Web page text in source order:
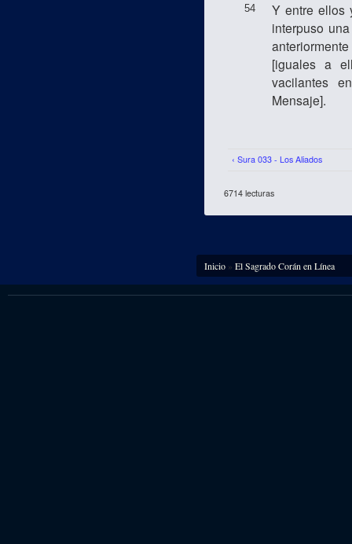
54
Y entre ellos
interpuso
[iguales a
vacilantes
Mensaje].
‹ Sura 033 - Los Aliados
6714 lecturas
Se encuentra usted aquí
Inicio» El Sagrado Corán en Línea